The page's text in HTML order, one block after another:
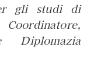
gli studi di
Coordinatore,
Diplomazia